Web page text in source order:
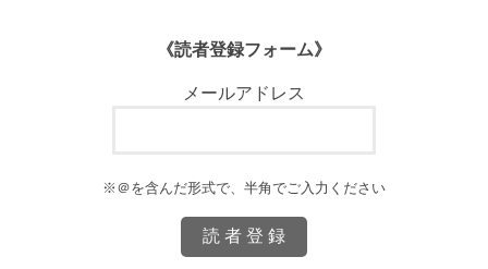
《読者登録フォーム》
メールアドレス
※＠を含んだ形式で、半角でご入力ください